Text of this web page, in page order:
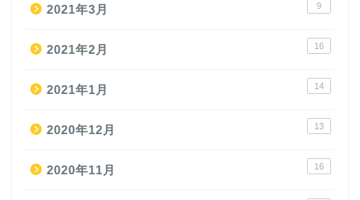
2021年3月 9
2021年2月 16
2021年1月 14
2020年12月 13
2020年11月 16